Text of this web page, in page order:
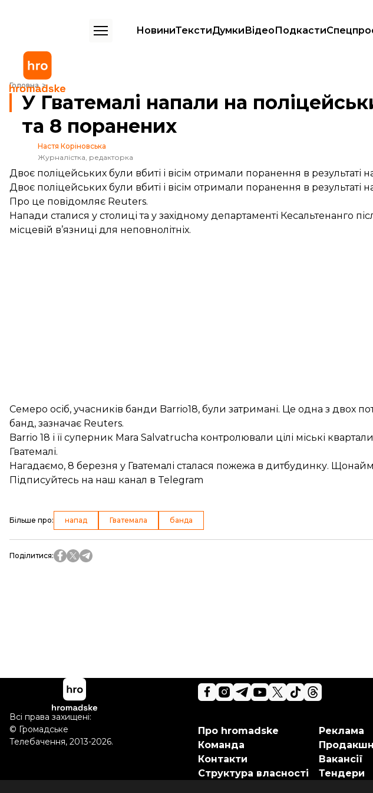
НовиниТекстиДумкиВідеоПодкасти
Головна
У Гватемалі напали на поліцейських: 2 загиблих та 8 поранених
У Гватемалі напали на
та 8 поранених
Настя Коріновська
Журналістка, редакторка
Двоє поліцейських були вбиті і вісім отримали поранення в результаті
Двоє поліцейських були вбиті і вісім отримали поранення в результаті
Про це повідомляє Reuters.
Напади сталися у столиці та у західному департаменті Кесальтенанго
місцевій в’язниці для неповнолітніх.
Семеро осіб, учасників банди Barrio18, були затримані. Це одна з двох
банд, зазначає Reuters.
Barrio 18 і її суперник Mara Salvatrucha контролювали цілі міські
Гватемалі.
Нагадаємо, 8 березня у Гватемалі сталася пожежа в дитбудинку.
Підписуйтесь на наш канал в Telegram
Більше про: напад Гватемала банда
Поділитися:
Про hromadske
Команда
Контакти
Структура власності
Реклама
Продакшн
Вакансії
Тендери
Всі права захищені:
© Громадське
Телебачення, 2013-2026.